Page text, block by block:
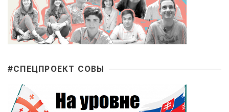
#CПЕЦПРОЕКТ СОВЫ